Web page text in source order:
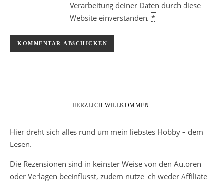
Verarbeitung deiner Daten durch diese
Website einverstanden. *
HERZLICH WILLKOMMEN
Hier dreht sich alles rund um mein liebstes Hobby – dem
Lesen.
Die Rezensionen sind in keinster Weise von den Autoren
oder Verlagen beeinflusst, zudem nutze ich weder Affiliate